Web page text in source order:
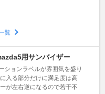
覧
用サンバイザー
ションラベルが雰囲気を盛り
入る部分だけに満足度は高
が左右逆になるので若干不